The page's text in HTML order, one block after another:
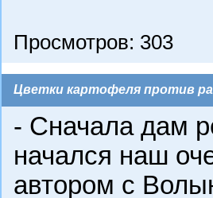
Просмотров: 303
Цветки картофеля против
- Сначала дам
начался наш
автором с